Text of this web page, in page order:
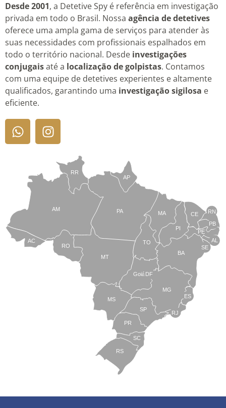
Desde 2001, a Detetive Spy é referência em investigação
privada em todo o Brasil. Nossa agência de detetives
oferece uma ampla gama de serviços para atender às
suas necessidades com profissionais espalhados em
todo o território nacional. Desde investigações
conjugaisaté a localização de golpistas. Contamos
com uma equipe de detetives experientes e altamente
qualificados, garantindo uma investigação sigilosa e
eficiente.
TO
BA
SE
PE
AL
RN
CE
PI
MA
AP
PA
RR
AM
AC
RO
MT
MS
Goiás
PR
SC
RS
SP
MG
RJ
ES
DF
PB